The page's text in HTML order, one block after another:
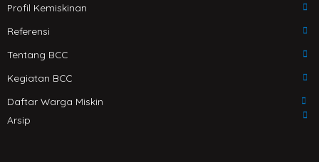
Profil Kemiskinan
Referensi
Tentang BCC
Kegiatan BCC
Daftar Warga Miskin
Arsip